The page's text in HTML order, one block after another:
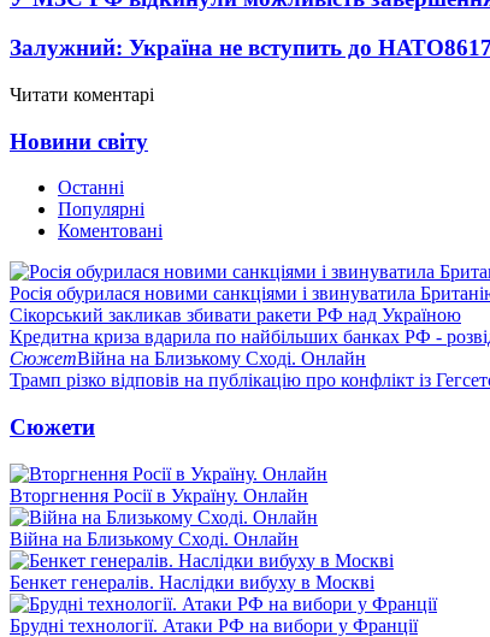
Залужний: Україна не вступить до НАТО8617
Читати коментарі
Новини світу
Останні
Популярні
Коментовані
Росія обурилася новими санкціями і звинуватила
Сікорський закликав збивати ракети РФ над Україною
Кредитна криза вдарила по найбільших банках РФ -
СюжетВійна на Близькому Сході. Онлайн
Трамп різко відповів на публікацію про конфлікт із
Сюжети
Вторгнення Росії в Україну. Онлайн
Війна на Близькому Сході. Онлайн
Бенкет генералів. Наслідки вибуху в Москві
Брудні технології. Атаки РФ на вибори у Франції